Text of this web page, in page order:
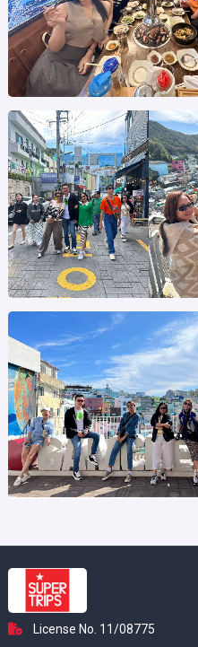
License No. 11/08775